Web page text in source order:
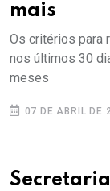
mais
Os critérios para
nos últimos 30
meses
07 DE ABRIL DE